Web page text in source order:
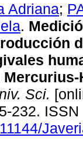
Adriana;
.
Sci.
232.